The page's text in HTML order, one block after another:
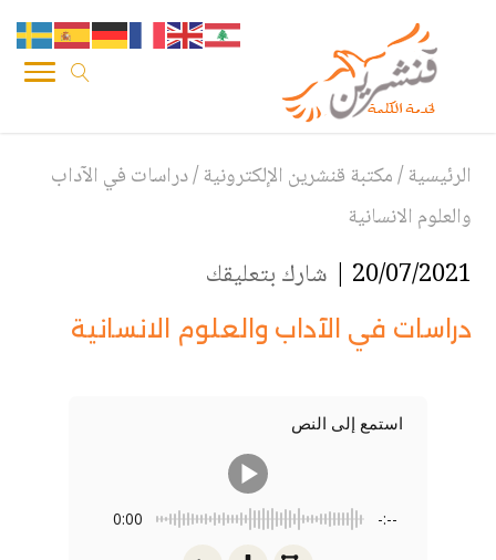
الرئيسية/مكتبة قنشرين الإلكترونية/دراسات في الآداب
والعلوم الانسانية
20/07/2021 | شارك بتعليقك
دراسات في الآداب والعلوم الانسانية
استمع إلى النص
0:00 -:--